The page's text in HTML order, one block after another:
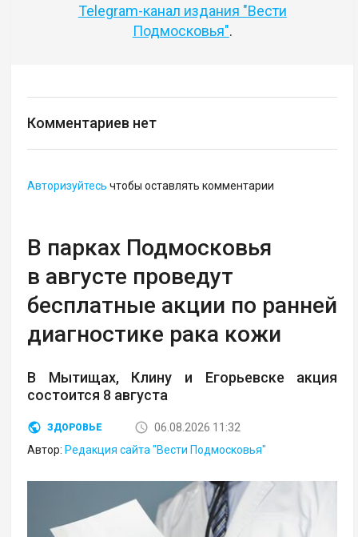
Telegram-канал издания "Вести
Подмосковья".
Комментариев нет
Авторизуйтесь чтобы оставлять комментарии
В парках Подмосковья
в августе проведут
бесплатные акции по ранней
диагностике рака кожи
В Мытищах, Клину и Егорьевске акция
состоится 8 августа
ЗДОРОВЬЕ
06.08.2026 11:32
Автор: Редакция сайта "Вести Подмосковья"